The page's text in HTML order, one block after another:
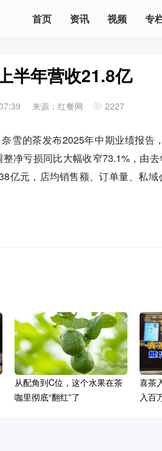
首页 资讯 视频 专
半年营收21.8亿
来源：红餐网 2227
雪的茶发布2025年中期业绩报告
净亏损同比大幅收窄73.1%，由
亿元，店均销售额、订单量、私
从配角到C位，这个水果在茶
咖里彻底“翻红”了
喜茶
入百